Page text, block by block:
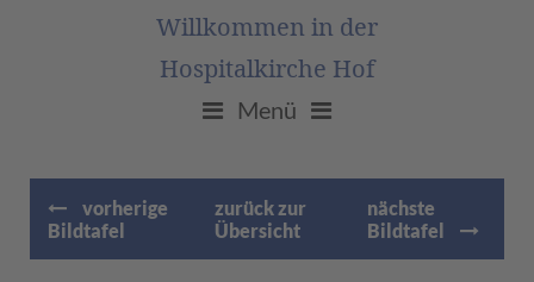
Willkommen in der
Hospitalkirche Hof
Menü
vorherige
Bildtafel
zurück zur
Übersicht
nächste
Bildtafel